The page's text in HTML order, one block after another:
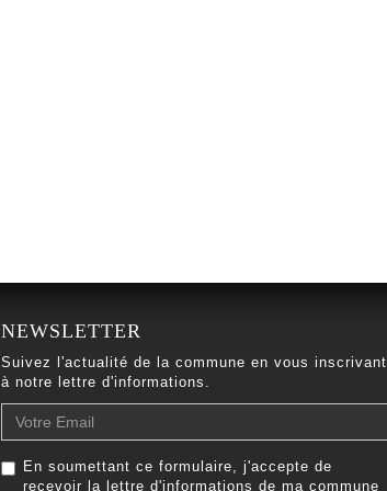
NEWSLETTER
Suivez l'actualité de la commune en vous inscrivant
à notre lettre d'informations.
Email
En soumettant ce formulaire, j'accepte de
recevoir la lettre d'informations de ma commune